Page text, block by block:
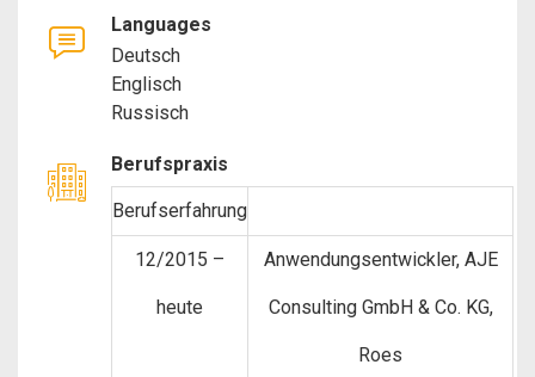
Languages
Deutsch
Englisch
Russisch
Berufspraxis
Berufserfahrung
12/2015 –
heute
Anwendungsentwickler, AJE
Consulting GmbH & Co. KG,
Roes